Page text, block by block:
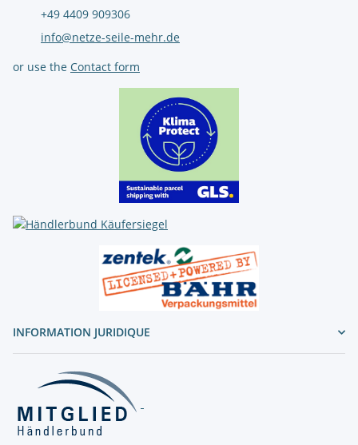
+49 4409 909306
info@netze-seile-mehr.de
or use the Contact form
INFORMATION JURIDIQUE